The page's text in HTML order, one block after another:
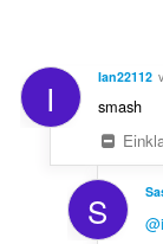
I Ian22112
smash
S